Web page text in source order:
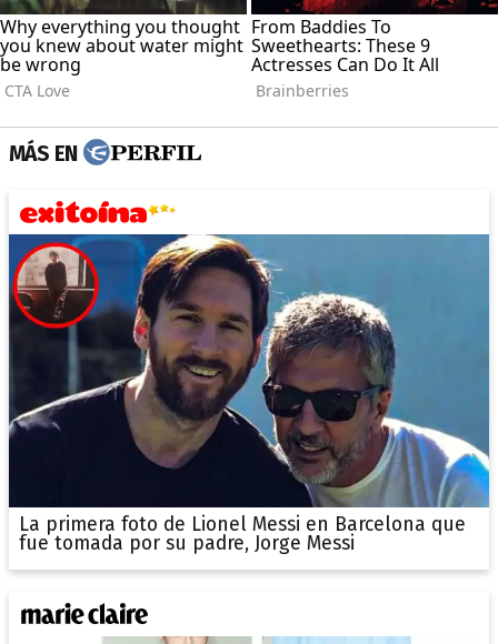
MÁS EN
La primera foto de Lionel Messi en Barcelona que
fue tomada por su padre, Jorge Messi